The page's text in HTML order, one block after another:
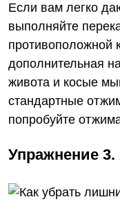
Если вам легко
выполняйте
дополнительная
живота и косые
стандартные
попробуйте
Упражнение